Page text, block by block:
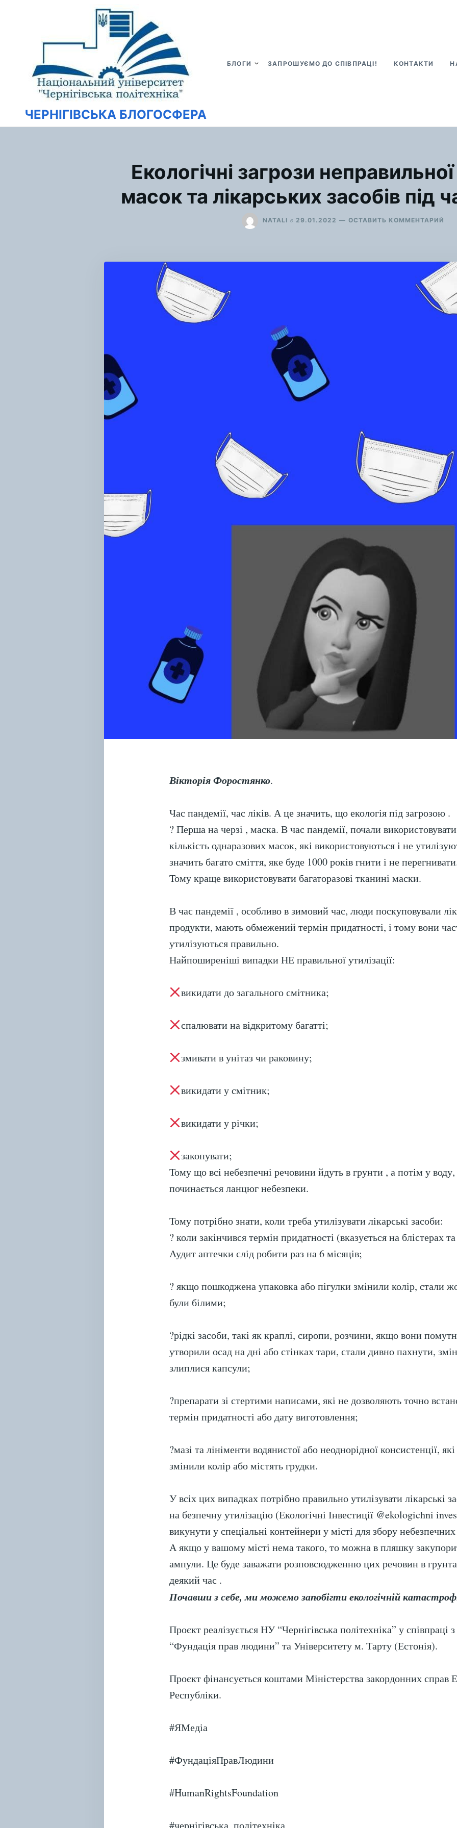
содержимому
ЧЕРНІГІВСЬКА БЛОГОСФЕРА
БЛОГИ ЗАПРОШУЄМО ДО СПІВПРАЦІ! КОНТАКТИ
Екологічні загрози неправильної
масок та лікарських засобів під
NATALI в 29.01.2022 ОСТАВИТЬ КОММЕНТАРИЙ
ТА
ПІД
Вікторія Форостянко.
Час пандемії, час ліків. А це значить, що екологія під загрозою .
? Перша на черзі , маска. В час пандемії, почали
кількість однаразових масок, які використовуються і не
значить багато сміття, яке буде 1000 років гнити і не
Тому краще використовувати багаторазові тканині маски.
В час пандемії , особливо в зимовий час, люди поскуповували
продукти, мають обмежений термін придатності, і тому вони
утилізуються правильно.
Найпоширеніші випадки НЕ правильноï утилізації:
викидати до загального смітника;
спалювати на відкритому багатті;
змивати в унітаз чи раковину;
викидати у смітник;
викидати у річки;
закопувати;
Тому що всі небезпечні речовини йдуть в грунти , а потім у воду,
починається ланцюг небезпеки.
Тому потрібно знати, коли треба утилізувати лікарські засоби:
? коли закінчився термін придатності (вказується на блістерах
Аудит аптечки слід робити раз на 6 місяців;
? якщо пошкоджена упаковка або пігулки змiнили колір, стали
були білими;
?рідкі засоби, такі як краплі, сиропи, розчини, якщо вони
утворили осад на дні або стінках тари, стали дивно пахнути,
злиплися капсули;
?препарати зі стертими написами, які не дозволяють точно
термін придатності або дату виготовлення;
?мазi та лiнiменти водянистої або неоднорідної консистенції,
змінили колір або містять грудки.
У всіх цих випадках потрібно правильно утилізувати лікарські
на безпечну утилізацію (Екологічні Інвестиції @ekologichni
викунути у спеціальні контейнери у місті для збору небезпечних
А якщо у вашому місті нема такого, то можна в пляшку
ампули. Це буде заважати розповсюдженню цих речовин в
деякий час .
Почавши з себе, ми можемо запобігти екологічній
Проєкт реалізується НУ “Чернігівська політехніка” у співпраці
“Фундація прав людини” та Університету м. Тарту (Естонія).
Проєкт фінансується коштами Міністерства закордонних справ
Республіки.
#ЯМедіа
#ФундаціяПравЛюдини
#HumanRightsFoundation
#чернігівська_політехніка